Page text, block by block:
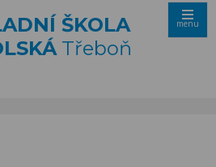
ŠKOLA
Třeboň
menu